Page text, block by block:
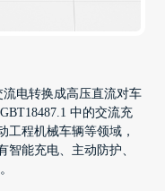
电转换成高压直流对车
中的交流充
工程机械车辆等领域，
智能充电、主动防护、